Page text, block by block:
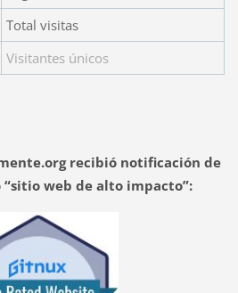
Total visitas
Visitantes únicos
recibió notificación de
web de alto impacto”: